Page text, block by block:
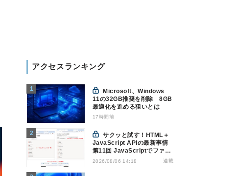
アクセスランキング
Microsoft、Windows
11の32GB推奨を削除 8GB
最適化を進める狙いとは
17時間前
サクッと試す！HTML＋
JavaScript APIの最新事情
第11回 JavaScriptでファイ
ル管理！Origin Private File
2026/08/06 14:18 連載